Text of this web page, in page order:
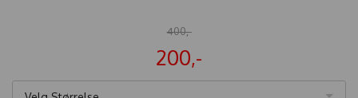
400,-
200,-